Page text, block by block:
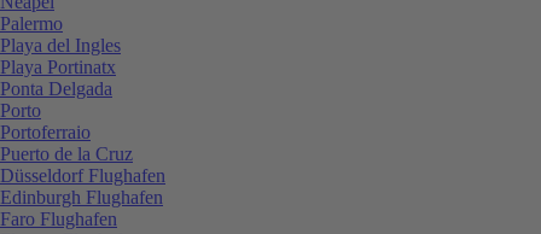
Palermo
Playa del Ingles
Playa Portinatx
Ponta Delgada
Porto
Portoferraio
Puerto de la Cruz
Düsseldorf Flughafen
Edinburgh Flughafen
Faro Flughafen